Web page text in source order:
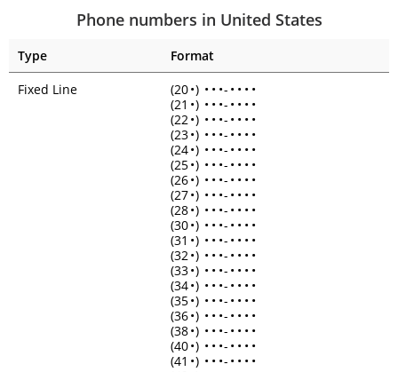
Phone numbers in United States
Type
Format
Fixed Line
(20•) • • •- • • • •
(21 •) • • •- • • • •
(22•) • • •- • • • •
(23•) • • •- • • • •
(24•) • • •- • • • •
(25•) • • •- • • • •
(26•) • • •- • • • •
(27•) • • •- • • • •
(28•) • • •- • • • •
(30•) • • •- • • • •
(31 •) • • •- • • • •
(32•) • • •- • • • •
(33•) • • •- • • • •
(34•) • • •- • • • •
(35•) • • •- • • • •
(36•) • • •- • • • •
(38•) • • •- • • • •
(40•) • • •- • • • •
(41 •) • • •- • • • •